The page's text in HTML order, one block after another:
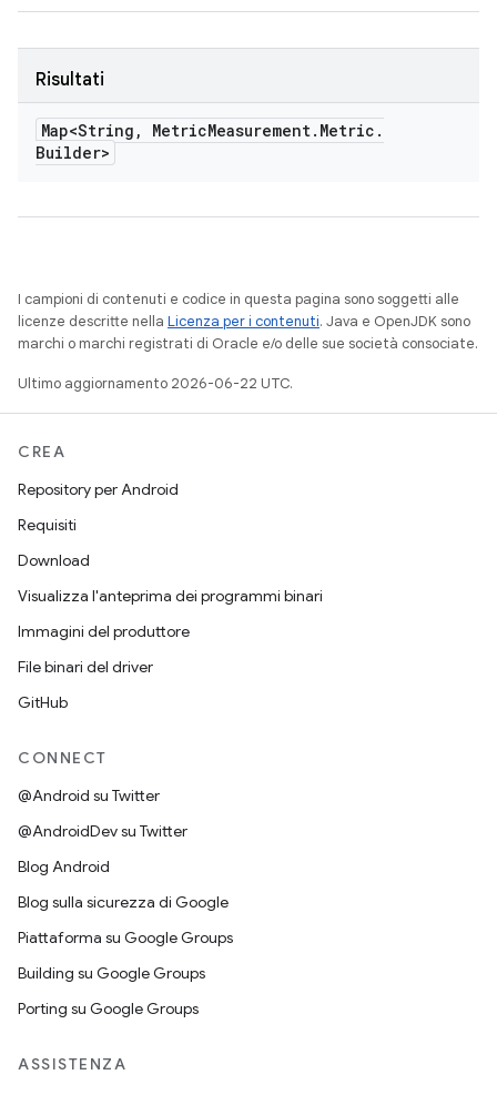
Risultati
Map<String , MetricMeasurement. Metric .
Builder>
I campioni di contenuti e codice in questa pagina sono soggetti alle
licenze descritte nella Licenza per i contenuti. Java e OpenJDK sono
marchi o marchi registrati di Oracle e/o delle sue società consociate.
Ultimo aggiornamento 2026-06-22 UTC.
CREA
Repository per Android
Requisiti
Download
Visualizza l'anteprima dei programmi binari
Immagini del produttore
File binari del driver
GitHub
CONNECT
@Android su Twitter
@AndroidDev su Twitter
Blog Android
Blog sulla sicurezza di Google
Piattaforma su Google Groups
Building su Google Groups
Porting su Google Groups
ASSISTENZA